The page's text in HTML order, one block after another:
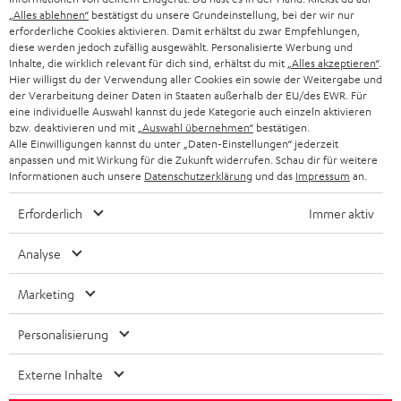
BLUETOOTH-LAUTSPRECHER
KOPFHÖRER
BLUETOOTH-KOPFHÖRER
STEREOANLAGEN
LAUTSPRECHER
ULTIMA-SERIE
IN-EAR-KOPFHÖRER
FANSHOP
NEUHEITEN
PARTNERPROGRAMM
BLOG
NEWSLETTER
STORES
DEINE VORTEILE BEI TEUFEL
UNSER MANAGEMENT
NACHHALTIGKEIT
UNSERE WERTE
BILDUNGSRABATT
SCHWEIZ
NIEDERLANDE
BELGIEN
FRANKREICH
POLEN
SPANIEN
ITALIEN
Technische Änderungen, Tippfehler und Irrtum vorbehalten. Das auf unseren
Fotos abgebildete Zubehör ist nicht im Lieferumfang enthalten. Etwaige
Entsorgungsgebühren für Batterien sind im Preis inbegriffen.
„Alles ablehnen“ bestätigst du unsere Grundeinstellung, bei der wir nur
erforderliche Cookies aktivieren. Damit erhältst du zwar Empfehlungen,
diese werden jedoch zufällig ausgewählt. Personalisierte Werbung und
Inhalte, die wirklich relevant für dich sind, erhältst du mit „Alles akzeptieren“.
Hier willigst du der Verwendung aller Cookies ein sowie der Weitergabe und
der Verarbeitung deiner Daten in Staaten außerhalb der EU/des EWR. Für
eine individuelle Auswahl kannst du jede Kategorie auch einzeln aktivieren
bzw. deaktivieren und mit „Auswahl übernehmen“ bestätigen.
Alle Einwilligungen kannst du unter „Daten-Einstellungen“ jederzeit
anpassen und mit Wirkung für die Zukunft widerrufen. Schau dir für weitere
Informationen auch unsere Datenschutzerklärung und das Impressum an.
Erforderlich Immer aktiv
Analyse
Marketing
Personalisierung
Externe Inhalte